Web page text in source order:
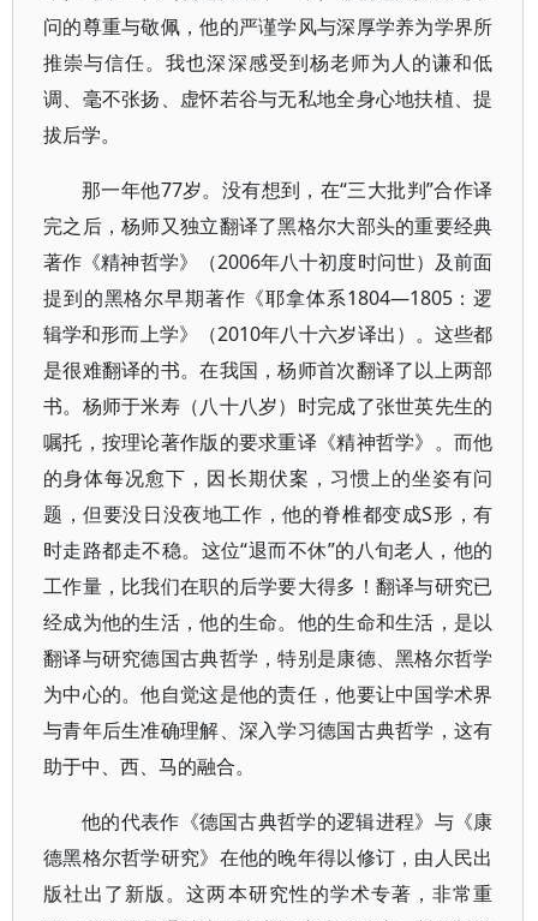
问的尊重与敬佩，他的严谨学风与深厚学养为学界所
推崇与信任。我也深深感受到杨老师为人的谦和低
调、毫不张扬、虚怀若谷与无私地全身心地扶植、提
拔后学。
那一年他77岁。没有想到，在“三大批判”合作译
完之后，杨师又独立翻译了黑格尔大部头的重要经典
著作《精神哲学》（2006年八十初度时问世）及前面
提到的黑格尔早期著作《耶拿体系1804—1805：逻
辑学和形而上学》（2010年八十六岁译出）。这些都
是很难翻译的书。在我国，杨师首次翻译了以上两部
书。杨师于米寿（八十八岁）时完成了张世英先生的
嘱托，按理论著作版的要求重译《精神哲学》。而他
的身体每况愈下，因长期伏案，习惯上的坐姿有问
题，但要没日没夜地工作，他的脊椎都变成S形，有
时走路都走不稳。这位“退而不休”的八旬老人，他的
工作量，比我们在职的后学要大得多！翻译与研究已
经成为他的生活，他的生命。他的生命和生活，是以
翻译与研究德国古典哲学，特别是康德、黑格尔哲学
为中心的。他自觉这是他的责任，他要让中国学术界
与青年后生准确理解、深入学习德国古典哲学，这有
助于中、西、马的融合。
他的代表作《德国古典哲学的逻辑进程》与《康
德黑格尔哲学研究》在他的晚年得以修订，由人民出
版社出了新版。这两本研究性的学术专著，非常重